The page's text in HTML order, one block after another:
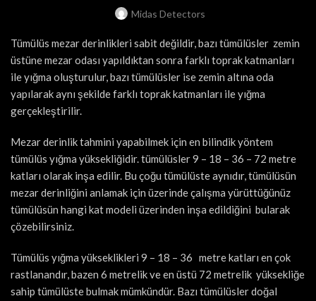
Midas Detectors
Tümülüs mezar derinlikleri sabit değildir, bazı tümülüsler zemin
üstüne mezar odası yapıldıktan sonra farklı toprak katmanları
ile yığma oluşturulur, bazı tümülüsler ise zemin altına oda
yapılarak aynı şekilde farklı toprak katmanları ile yığma
gerçekleştirilir.
Mezar derinlik tahmini yapabilmek için en bilindik yöntem
tümülüs yığma yüksekliğidir. tümülüsler 9 – 18 – 36 – 72 metre
katları olarak inşa edilir. Bu çoğu tümülüste aynıdır, tümülüsün
mezar derinliğini anlamak için üzerinde çalışma yürüttüğünüz
tümülüsün hangi kat modeli üzerinden inşa edildiğini bularak
çözebilirsiniz.
Tümülüs yığma yükseklikleri 9 – 18 – 36 metre katları en çok
rastlanandır, bazen 6 metrelik ve en üstü 72 metrelik yüksekliğe
sahip tümülüste bulmak mümkündür. Bazı tümülüsler doğal